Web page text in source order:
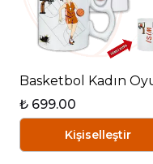
Kişiselleştir
₺ 699.00